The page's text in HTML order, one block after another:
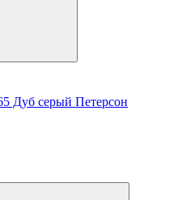
Дуб серый Петерсон